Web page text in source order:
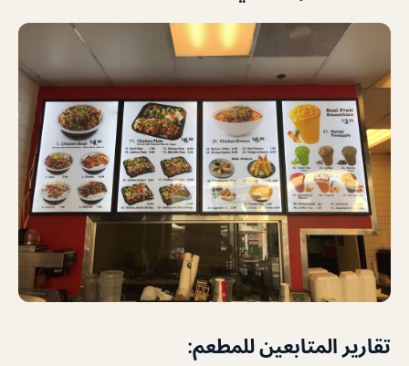
تقارير المتابعين للمطعم: